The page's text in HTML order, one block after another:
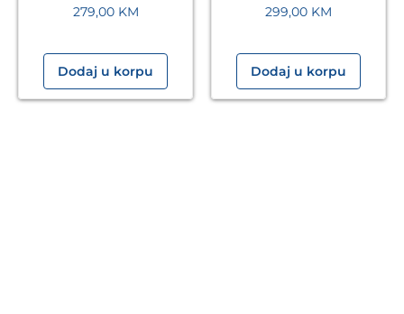
279,00 KM
Dodaj u korpu
299,00 KM
Dodaj u korpu